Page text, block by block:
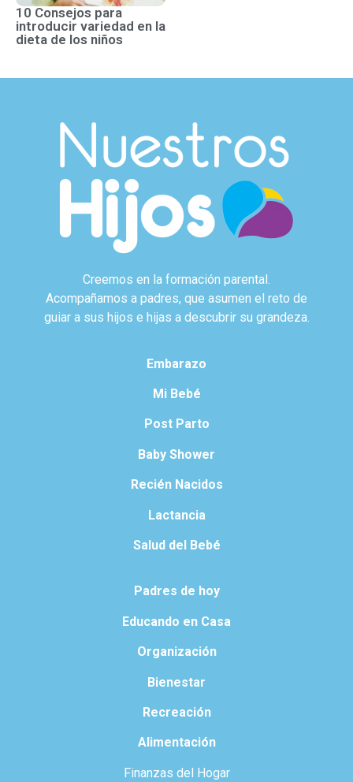
10 Consejos para
introducir variedad en la
dieta de los niños
Creemos en la formación parental.
Acompañamos a padres, que asumen el reto de
guiar a sus hijos e hijas a descubrir su grandeza.
Embarazo
Mi Bebé
Post Parto
Baby Shower
Recién Nacidos
Lactancia
Salud del Bebé
Padres de hoy
Educando en Casa
Organización
Bienestar
Recreación
Alimentación
Finanzas del Hogar